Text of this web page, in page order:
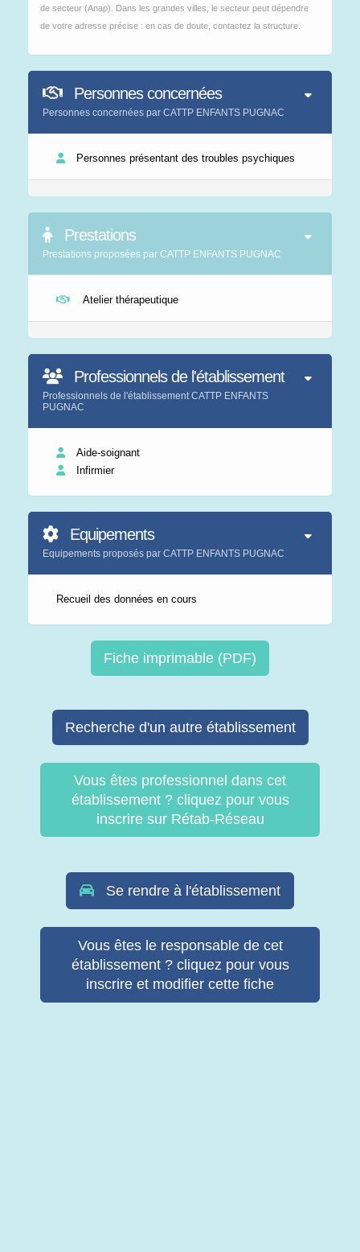
de secteur (Anap). Dans les grandes villes, le secteur peut dépendre
de votre adresse précise : en cas de doute, contactez la structure.
Personnes concernées
Personnes concernées par CATTP ENFANTS PUGNAC
Personnes présentant des troubles psychiques
Prestations
Prestations proposées par CATTP ENFANTS PUGNAC
Atelier thérapeutique
Professionnels de l'établissement
Professionnels de l'établissement CATTP ENFANTS
PUGNAC
Aide-soignant
Infirmier
Equipements
Equipements proposés par CATTP ENFANTS PUGNAC
Recueil des données en cours
Fiche imprimable (PDF)
Recherche d'un autre établissement
Vous êtes professionnel dans cet
établissement ? cliquez pour vous
inscrire sur Rétab-Réseau
Se rendre à l'établissement
Vous êtes le responsable de cet
établissement ? cliquez pour vous
inscrire et modifier cette fiche